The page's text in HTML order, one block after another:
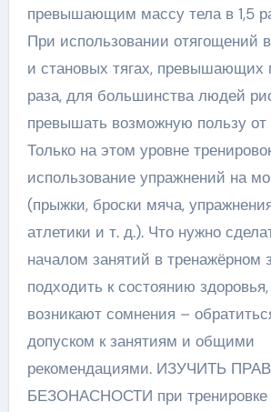
превышающим массу тела в 1,5
При использовании отягощений
и становых тягах, превышающих
раза, для большинства людей
превышать возможную пользу от
Только на этом уровне
использование упражнений на
(прыжки, броски мяча,
атлетики и т. д.). Что нужно
началом занятий в тренажёрном
подходить к состоянию
возникают сомнения –
допуском к занятиям и общими
рекомендациями. ИЗУЧИТЬ
БЕЗОНАСНОСТИ при тренировке